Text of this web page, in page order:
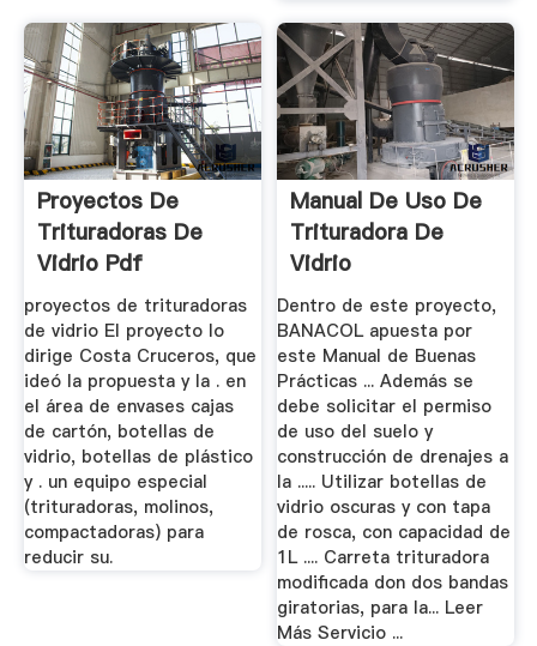
Proyectos De
Trituradoras De
Vidrio Pdf
proyectos de trituradoras
de vidrio El proyecto lo
dirige Costa Cruceros, que
ideó la propuesta y la . en
el área de envases cajas
de cartón, botellas de
vidrio, botellas de plástico
y . un equipo especial
(trituradoras, molinos,
compactadoras) para
reducir su.
Manual De Uso De
Trituradora De
Vidrio
Dentro de este proyecto,
BANACOL apuesta por
este Manual de Buenas
Prácticas ... Además se
debe solicitar el permiso
de uso del suelo y
construcción de drenajes a
la ..... Utilizar botellas de
vidrio oscuras y con tapa
de rosca, con capacidad de
1L .... Carreta trituradora
modificada don dos bandas
giratorias, para la... Leer
Más Servicio ...